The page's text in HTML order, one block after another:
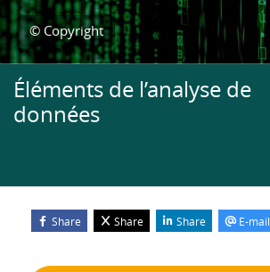
© Copyright
Éléments de l’analyse de
données
Share Share Share E-mail